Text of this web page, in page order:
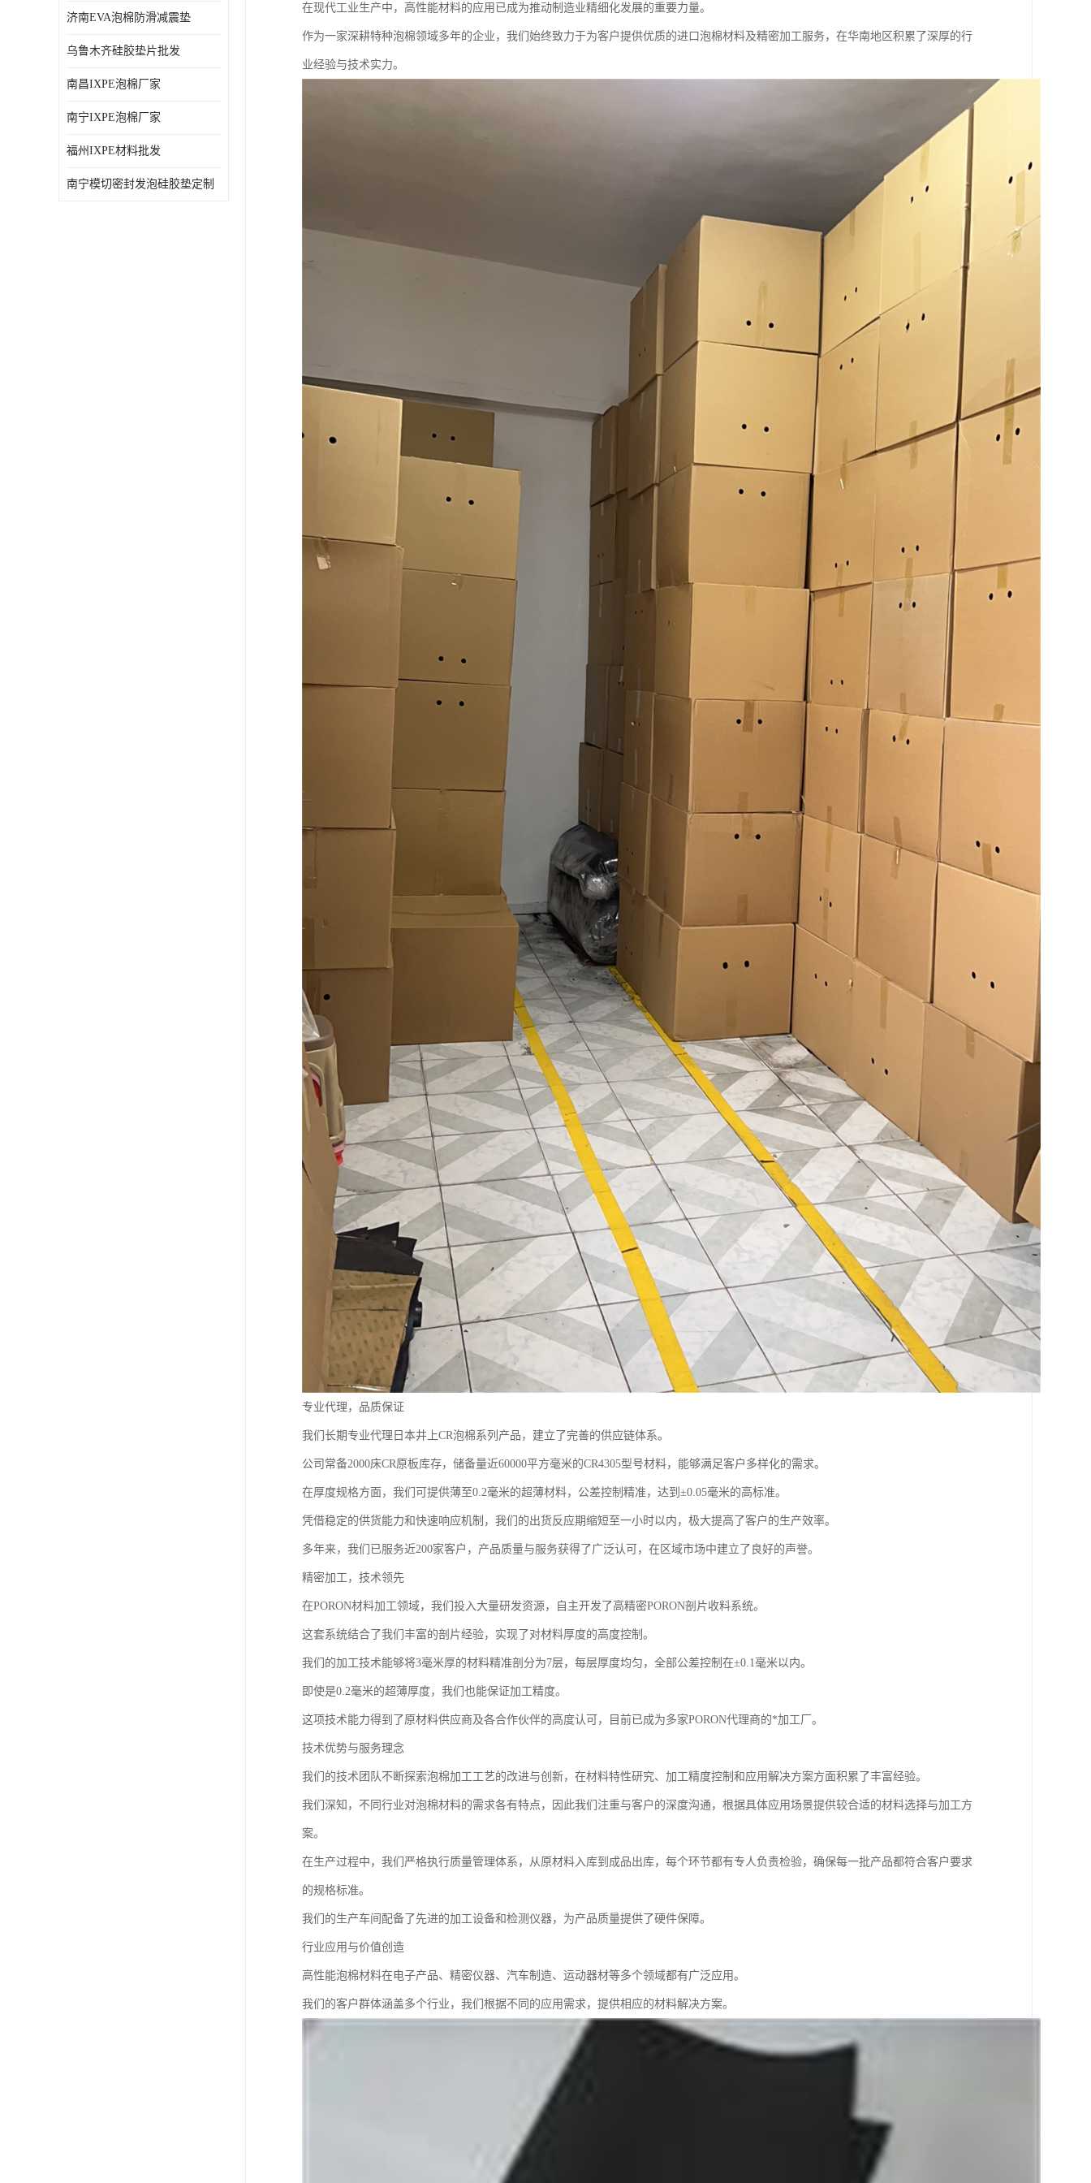
济南EVA泡棉防滑减震垫
乌鲁木齐硅胶垫片批发
南昌IXPE泡棉厂家
南宁IXPE泡棉厂家
福州IXPE材料批发
南宁模切密封发泡硅胶垫定制
在现代工业生产中，高性能材料的应用已成为推动制造业精细化发展的重要力量。
作为一家深耕特种泡棉领域多年的企业，我们始终致力于为客户提供优质的进口泡棉材料及精密加工服务，在华南地区积累了深厚的行
业经验与技术实力。
专业代理，品质保证
我们长期专业代理日本井上CR泡棉系列产品，建立了完善的供应链体系。
公司常备2000床CR原板库存，储备量近60000平方毫米的CR4305型号材料，能够满足客户多样化的需求。
在厚度规格方面，我们可提供薄至0.2毫米的超薄材料，公差控制精准，达到±0.05毫米的高标准。
凭借稳定的供货能力和快速响应机制，我们的出货反应期缩短至一小时以内，极大提高了客户的生产效率。
多年来，我们已服务近200家客户，产品质量与服务获得了广泛认可，在区域市场中建立了良好的声誉。
精密加工，技术领先
在PORON材料加工领域，我们投入大量研发资源，自主开发了高精密PORON剖片收料系统。
这套系统结合了我们丰富的剖片经验，实现了对材料厚度的高度控制。
我们的加工技术能够将3毫米厚的材料精准剖分为7层，每层厚度均匀，全部公差控制在±0.1毫米以内。
即使是0.2毫米的超薄厚度，我们也能保证加工精度。
这项技术能力得到了原材料供应商及各合作伙伴的高度认可，目前已成为多家PORON代理商的*加工厂。
技术优势与服务理念
我们的技术团队不断探索泡棉加工工艺的改进与创新，在材料特性研究、加工精度控制和应用解决方案方面积累了丰富经验。
我们深知，不同行业对泡棉材料的需求各有特点，因此我们注重与客户的深度沟通，根据具体应用场景提供较合适的材料选择与加工方
案。
在生产过程中，我们严格执行质量管理体系，从原材料入库到成品出库，每个环节都有专人负责检验，确保每一批产品都符合客户要求
的规格标准。
我们的生产车间配备了先进的加工设备和检测仪器，为产品质量提供了硬件保障。
行业应用与价值创造
高性能泡棉材料在电子产品、精密仪器、汽车制造、运动器材等多个领域都有广泛应用。
我们的客户群体涵盖多个行业，我们根据不同的应用需求，提供相应的材料解决方案。